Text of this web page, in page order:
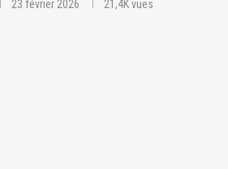
23 février 2026 21,4Kvues